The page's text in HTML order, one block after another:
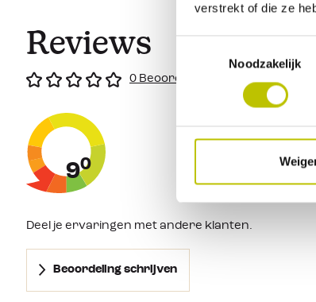
verstrekt of die ze
Noodzakelijk
Reviews
0 Beoordeling
90
Deel je ervaringen met andere klanten.
Beoordeling schrijven